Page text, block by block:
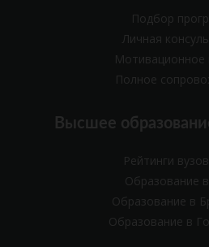
Подбор
Личная
Мотивационное
Полное
Высшее
Рейтинги
Образование
Образование в
Образование в